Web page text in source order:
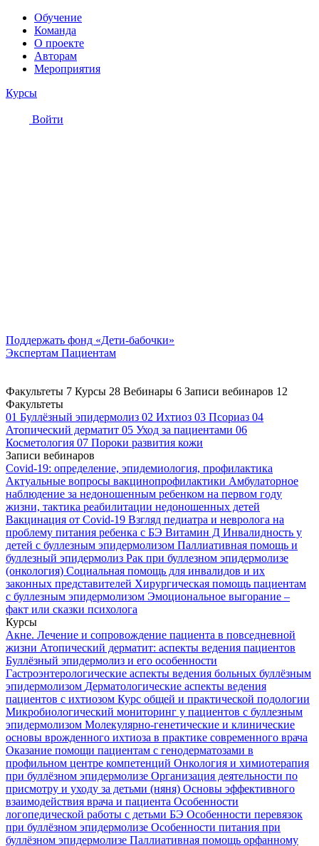
Обучение
Команда
О проекте
Авторам
Мероприятия
Курсы
Войти
Поддержать фонд «Дети-бабочки»
Экспертам Пациентам
Факультеты 7 Курсы 28 Вебинары 6 Записи вебинаров 12
Факультеты
01 Буллёзный эпидермолиз 02 Ихтиоз 03 Псориаз 04
Атопический дерматит 05 Уход за пациентами 06
Косметология 07 Пороки развития кожи
Записи вебинаров
Covid-19: определение, эпидемиология, профилактика
Актуальные вопросы вакцинопрофилактики Амбулаторное
наблюдение за недоношенным ребенком на первом году
жизни, тактика реабилитации недоношенных детей
Вакцинация от Covid-19 Взгляд педиатра и невролога на
проблему питания ребенка с БЭ Витамин Д Инвалидность у
детей с буллезным эпидермолизом Паллиативная помощь и
буллезный эпидермолиз Рак при буллезном эпидермолизе
(онкология) Социальная помощь для инвалидов и их
законных представителей Хирургическая помощь пациентам
с буллезным эпидермолизом Эмоциональное выгорание –
факт или сказки психолога
Курсы
Акне. Лечение и сопровождение пациента в повседневной
жизни Атопический дерматит: аспекты ведения пациентов
Буллёзный эпидермолиз и его особенности
Гастроэнтерологические аспекты ведения больных буллёзным
эпидермолизом Дерматологические аспекты ведения
пациентов с ихтиозом Курс общей и практической подологии
Микробиологический мониторинг у пациентов с буллезным
эпидермолизом Молекулярно-генетические и клинические
основы врожденного ихтиоза в практике современного врача
Оказание помощи пациентам с генодерматозами в
профильном центре компетенций Онкология и химиотерапия
при буллёзном эпидермолизе Организация деятельности по
присмотру и уходу за детьми (няня) Основы эффективного
взаимодействия врача и пациента Особенности
логопедической работы с детьми БЭ Особенности перевязок
при буллёзном эпидермолизе Особенности питания при
буллёзном эпидермолизе Паллиативная помощь орфанному